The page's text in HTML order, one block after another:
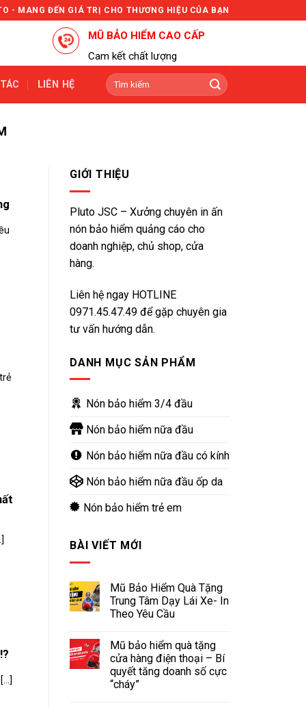
- MANG ĐẾN GIÁ TRỊ CHO THƯƠNG HIỆU CỦA BẠN
MŨ BẢO HIỂM CAO CẤP
Cam kết chất lượng
LIÊN HỆ
Tìm
kiếm:
GIỚI THIỆU
Pluto JSC – Xưởng chuyên in ấn
nón bảo hiểm quảng cáo cho
doanh nghiệp, chủ shop, cửa
hàng.
Liên hệ ngay HOTLINE
0971.45.47.49 để gặp chuyên gia
tư vấn hướng dẫn.
DANH MỤC SẢN PHẨM
Nón bảo hiểm 3/4 đầu
Nón bảo hiểm nữa đầu
Nón bảo hiểm nữa đầu có kính
Nón bảo hiểm nữa đầu ốp da
Nón bảo hiểm trẻ em
BÀI VIẾT MỚI
Mũ Bảo Hiểm Quà Tặng
Trung Tâm Dạy Lái Xe- In
Theo Yêu Cầu
Mũ bảo hiểm quà tặng
cửa hàng điện thoại – Bí
quyết tăng doanh số cực
“cháy”